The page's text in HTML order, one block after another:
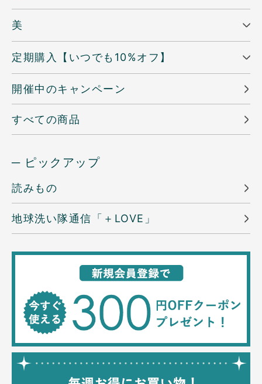
美
定期購入【いつでも10%オフ】
開催中のキャンペーン
すべての商品
─ ピックアップ
読みもの
地球洗い隊通信「＋LOVE」